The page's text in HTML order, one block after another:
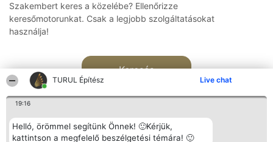
TURUL Építész Live chat
19:16
Helló, örömmel segítünk Önnek! 🙂Kérjük,
kattintson a megfelelő beszélgetési témára! 🙂
Szakembert keres a közelébe? Ellenőrizze
keresőmotorunkat. Csak a legjobb szolgáltatásokat
használja!
Keresés